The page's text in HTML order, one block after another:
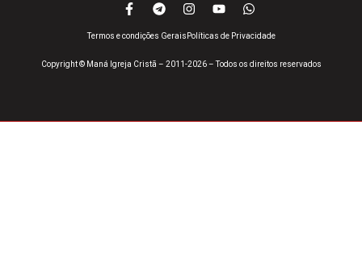
Copyright © Maná Igreja Cristã – 2011-2026 – Todos os direitos reservados
Termos e condições Gerais Políticas de Privacidade